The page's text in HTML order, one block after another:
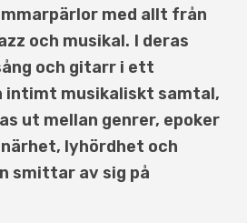
med allt från
och musikal. I deras
och gitarr i ett
musikaliskt samtal,
ut mellan genrer, epoker
lyhördhet och
smittar av sig på